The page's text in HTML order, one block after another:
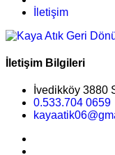
İletişim
İletişim Bilgileri
İvedikköy 3880
0.533.704 0659